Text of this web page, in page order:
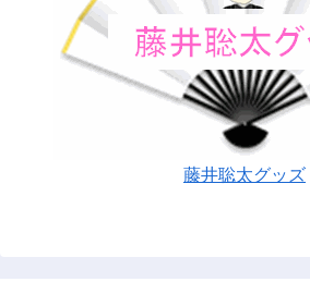
藤井聡太グッズ